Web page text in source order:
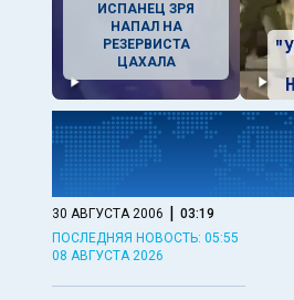
ИСПАНЕЦ ЗРЯ
НАПАЛ НА
РЕЗЕРВИСТА
ЦАХАЛА
30 АВГУСТА 2006 | 03:19
ПОСЛЕДНЯЯ НОВОСТЬ: 05:55
08 АВГУСТА 2026